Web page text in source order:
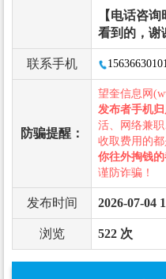
【电话咨
看到的，谢
联系手机 15636630101
防骗提醒：
望奎信息网
发布者手机
活、网络兼
收取费用的都
你往外掏钱
谨防诈骗！
发布时间 2026-07-04
浏览 522 次